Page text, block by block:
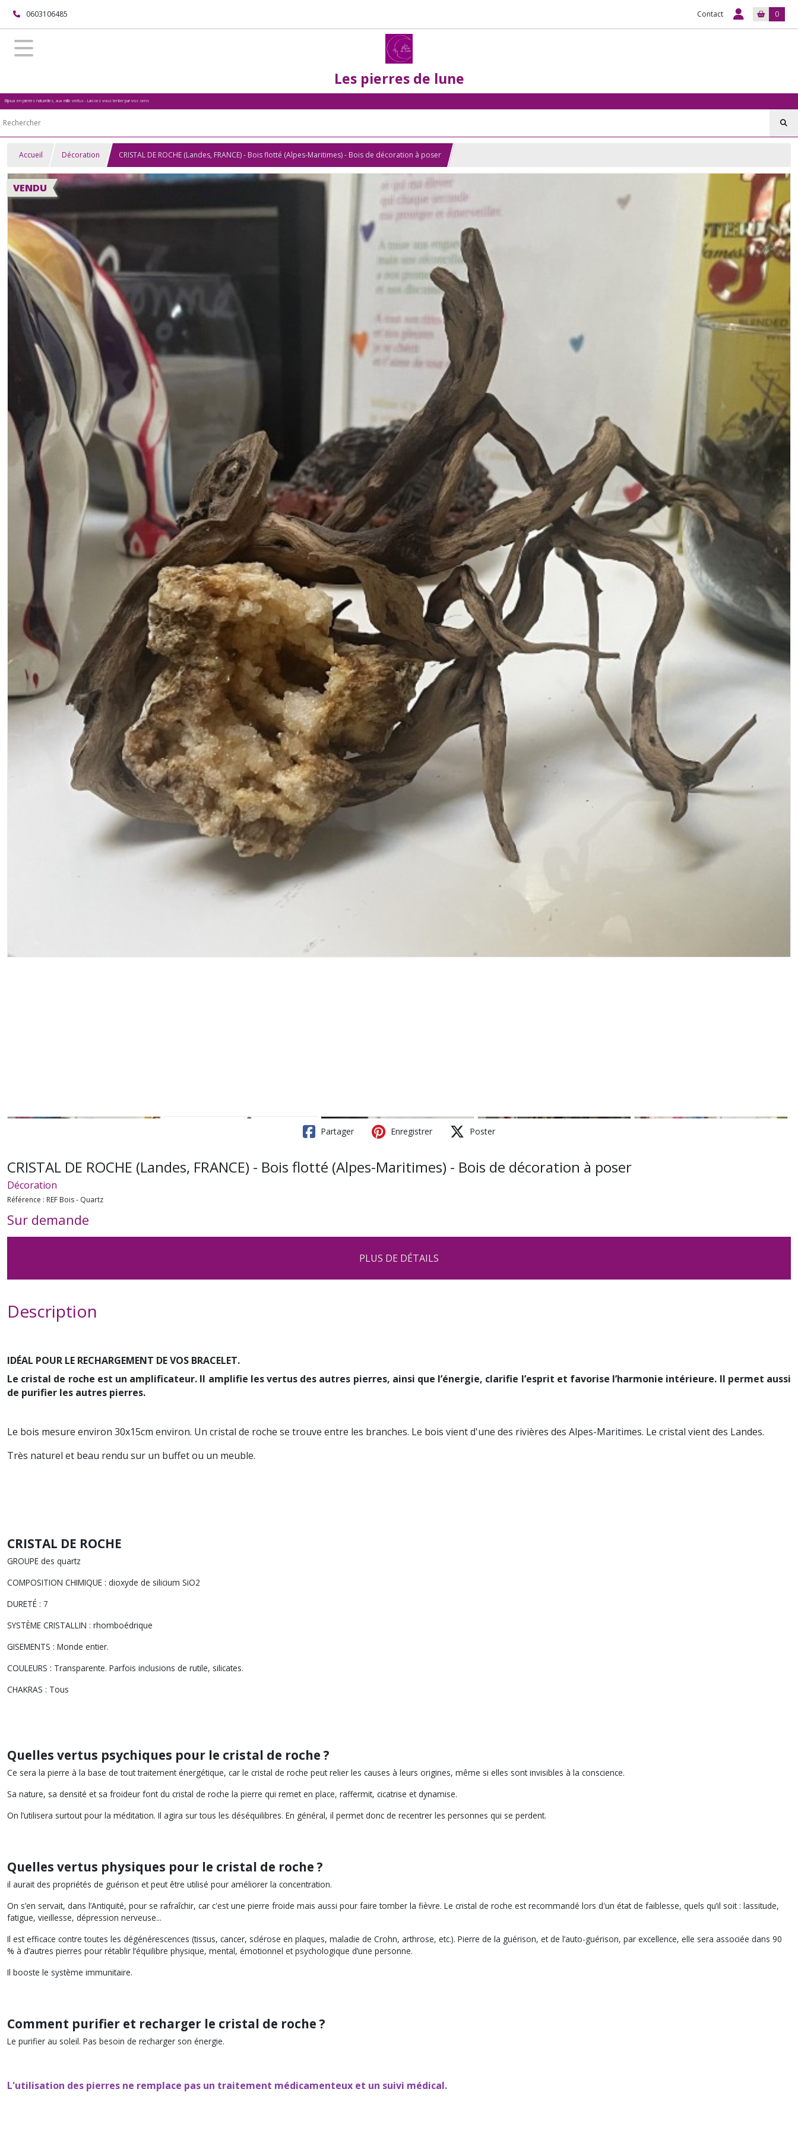
0603106485 Contact 0
Les pierres de lune
Bijoux en pierres naturelles, aux mille vertus - Laissez vous tenter par vos sens
Accueil Décoration CRISTAL DE ROCHE (Landes, FRANCE) - Bois flotté (Alpes-Maritimes) - Bois de décoration à poser
VENDU
Partager Enregistrer Poster
CRISTAL DE ROCHE (Landes, FRANCE) - Bois flotté (Alpes-Maritimes) - Bois de décoration à poser
Décoration
Référence : REF Bois - Quartz
Sur demande
PLUS DE DÉTAILS
Description
IDÉAL POUR LE RECHARGEMENT DE VOS BRACELET.
Le cristal de roche est un amplificateur. Il amplifie les vertus des autres pierres, ainsi que l’énergie, clarifie l’esprit et favorise l’harmonie intérieure. Il permet aussi
de purifier les autres pierres.
Le bois mesure environ 30x15cm environ. Un cristal de roche se trouve entre les branches. Le bois vient d'une des rivières des Alpes-Maritimes. Le cristal vient des Landes.
Très naturel et beau rendu sur un buffet ou un meuble.
CRISTAL DE ROCHE
GROUPE des quartz
COMPOSITION CHIMIQUE : dioxyde de silicium SiO2
DURETÉ : 7
SYSTÈME CRISTALLIN : rhomboédrique
GISEMENTS : Monde entier.
COULEURS : Transparente. Parfois inclusions de rutile, silicates.
CHAKRAS : Tous
Quelles vertus psychiques pour le cristal de roche ?
Ce sera la pierre à la base de tout traitement énergétique, car le cristal de roche peut relier les causes à leurs origines, même si elles sont invisibles à la conscience.
Sa nature, sa densité et sa froideur font du cristal de roche la pierre qui remet en place, raffermit, cicatrise et dynamise.
On l’utilisera surtout pour la méditation. Il agira sur tous les déséquilibres. En général, il permet donc de recentrer les personnes qui se perdent.
Quelles vertus physiques pour le cristal de roche ?
il aurait des propriétés de guérison et peut être utilisé pour améliorer la concentration.
On s’en servait, dans l’Antiquité, pour se rafraîchir, car c'est une pierre froide mais aussi pour faire tomber la fièvre. Le cristal de roche est recommandé lors d'un état de faiblesse, quels qu’il soit : lassitude,
fatigue, vieillesse, dépression nerveuse...
Il est efficace contre toutes les dégénérescences (tissus, cancer, sclérose en plaques, maladie de Crohn, arthrose, etc.). Pierre de la guérison, et de l’auto-guérison, par excellence, elle sera associée dans 90
% à d’autres pierres pour rétablir l’équilibre physique, mental, émotionnel et psychologique d’une personne.
Il booste le système immunitaire.
Comment purifier et recharger le cristal de roche ?
Le purifier au soleil. Pas besoin de recharger son énergie.
L'utilisation des pierres ne remplace pas un traitement médicamenteux et un suivi médical.